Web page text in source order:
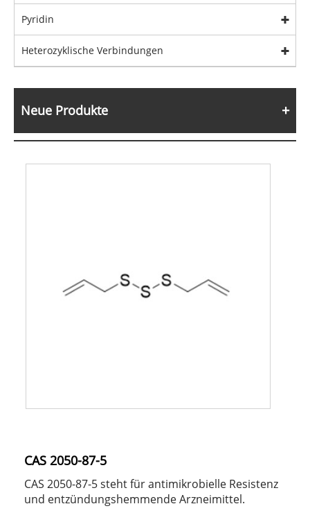
Pyridin
Heterozyklische Verbindungen
Neue Produkte
CAS 2050-87-5
CAS 2050-87-5 steht für antimikrobielle Resistenz
und entzündungshemmende Arzneimittel.